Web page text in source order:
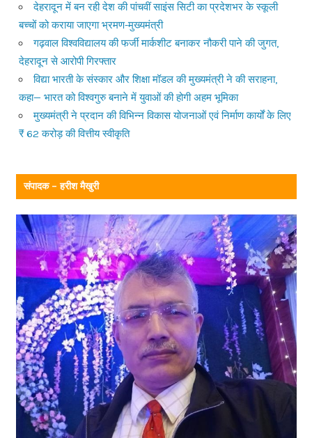
देहरादून में बन रही देश की पांचवीं साइंस सिटी का प्रदेशभर के स्कूली
बच्चों को कराया जाएगा भ्रमण-मुख्यमंत्री
गढ़वाल विश्वविद्यालय की फर्जी मार्कशीट बनाकर नौकरी पाने की जुगत,
देहरादून से आरोपी गिरफ्तार
विद्या भारती के संस्कार और शिक्षा मॉडल की मुख्यमंत्री ने की सराहना,
कहा— भारत को विश्वगुरु बनाने में युवाओं की होगी अहम भूमिका
मुख्यमंत्री ने प्रदान की विभिन्न विकास योजनाओं एवं निर्माण कार्यों के लिए
₹ 62 करोड़ की वित्तीय स्वीकृति
संपादक – हरीश मैखुरी